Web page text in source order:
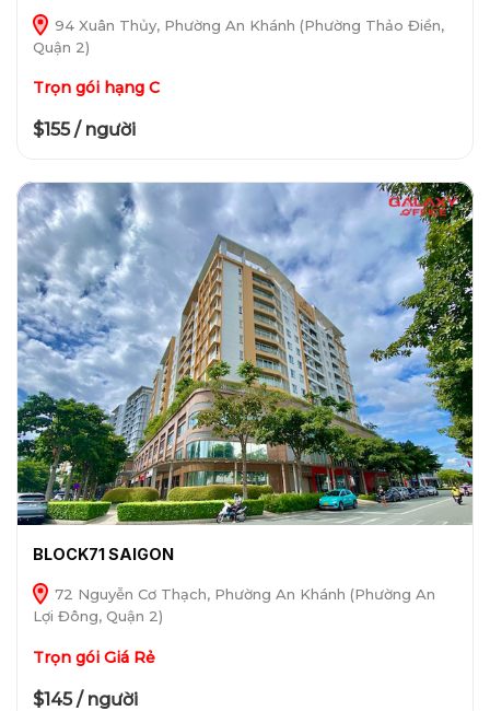
94 Xuân Thủy, Phường An Khánh (Phường Thảo Điền,
Quận 2)
Trọn gói hạng C
$155 / người
BLOCK71 SAIGON
72 Nguyễn Cơ Thạch, Phường An Khánh (Phường An
Lợi Đông, Quận 2)
Trọn gói Giá Rẻ
$145 / người